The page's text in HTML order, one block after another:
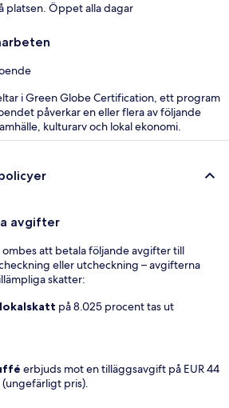
platsen. Öppet alla dagar
i Green Globe Certification, ett program
påverkar en eller flera av följande
kulturarv och lokal ekonomi.
avgifter
att betala följande avgifter till
eller utcheckning – avgifterna
skatter:
på 8.025 procent tas ut
erbjuds mot en tilläggsavgift på EUR 44
pris).